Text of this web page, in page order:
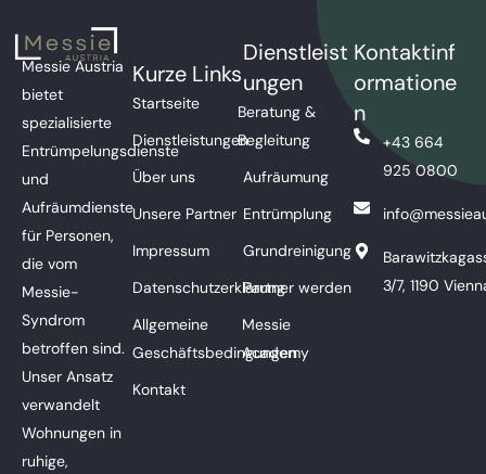
Messie Austria
bietet
spezialisierte
Entrümpelungsdienste
und
Aufräumdienste
für Personen,
die vom
Messie-
Syndrom
betroffen sind.
Unser Ansatz
verwandelt
Wohnungen in
ruhige,
Kurze Links
Startseite
Dienstleistungen
Über uns
Unsere Partner
Impressum
Datenschutzerklärung
Allgemeine
Geschäftsbedingungen
Kontakt
Dienstleist
ungen
Beratung &
Begleitung
Aufräumung
Entrümplung
Grundreinigung
Partner werden
Messie
Academy
Kontaktinf
ormatione
n
+43 664
925 0800
3/7, 1190